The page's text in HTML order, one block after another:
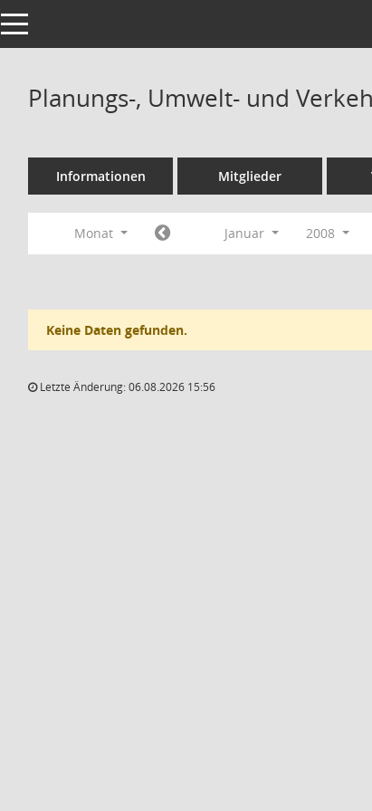
Toggle navigation
Planungs-, Umwelt- und
Informationen Mitglieder
Monat Januar 2008
Keine Daten gefunden.
Letzte Änderung: 06.08.2026 15:56